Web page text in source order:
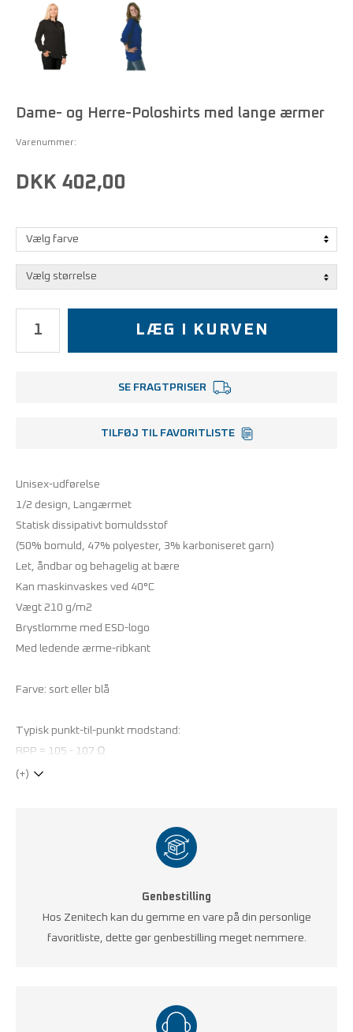
Dame- og Herre-Poloshirts med lange ærmer
Varenummer:
DKK 402,00
LÆG I KURVEN
SE FRAGTPRISER
TILFØJ TIL FAVORITLISTE
Unisex-udførelse
1/2 design, Langærmet
Statisk dissipativt bomuldsstof
(50% bomuld, 47% polyester, 3% karboniseret garn)
Let, åndbar og behagelig at bære
Kan maskinvaskes ved 40°C
Vægt 210 g/m2
Brystlomme med ESD-logo
Med ledende ærme-ribkant
Farve: sort eller blå
Typisk punkt-til-punkt modstand:
RPP = 105 - 107 Ω
(+)
Genbestilling
Hos Zenitech kan du gemme en vare på din personlige
favoritliste, dette gør genbestilling meget nemmere.